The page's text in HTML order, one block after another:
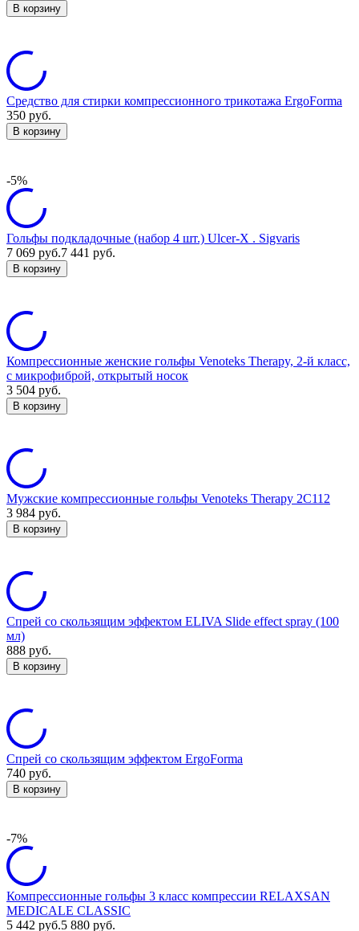
В корзину
Средство для стирки компрессионного трикотажа ErgoForma
350 руб.
В корзину
-5%
Гольфы подкладочные (набор 4 шт.) Ulcer-X . Sigvaris
7 069 руб.7 441 руб.
В корзину
Компрессионные женские гольфы Venoteks Therapy, 2-й класс,
с микрофиброй, открытый носок
3 504 руб.
В корзину
Мужские компрессионные гольфы Venoteks Therapy 2С112
3 984 руб.
В корзину
Спрей со скользящим эффектом ELIVA Slide effect spray (100
мл)
888 руб.
В корзину
Спрей со скользящим эффектом ErgoForma
740 руб.
В корзину
-7%
Компрессионные гольфы 3 класс компрессии RELAXSAN
MEDICALE CLASSIC
5 442 руб.5 880 руб.